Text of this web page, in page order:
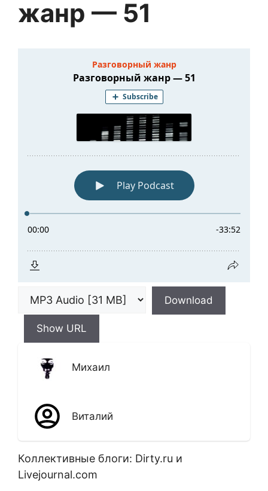
жанр — 51
Download
Show URL
Михаил
Виталий
Коллективные блоги: Dirty.ru и
Livejournal.com